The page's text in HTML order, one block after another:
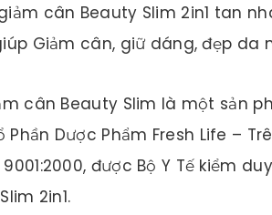
cân Beauty Slim 2in1 tan
Giảm cân, giữ dáng, đẹp da
cân Beauty Slim là một sản
Phần Dược Phẩm Fresh Life –
9001:2000, được Bộ Y Tế kiểm
2in1.